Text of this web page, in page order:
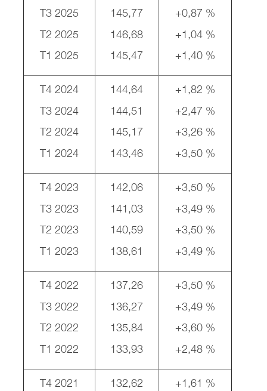
T3 2025
T2 2025
T1 2025
145,77
146,68
145,47
+0,87 %
+1,04 %
+1,40 %
T4 2024
T3 2024
T2 2024
T1 2024
144,64
144,51
145,17
143,46
+1,82 %
+2,47 %
+3,26 %
+3,50 %
T4 2023
T3 2023
T2 2023
T1 2023
142,06
141,03
140,59
138,61
+3,50 %
+3,49 %
+3,50 %
+3,49 %
T4 2022
T3 2022
T2 2022
T1 2022
137,26
136,27
135,84
133,93
+3,50 %
+3,49 %
+3,60 %
+2,48 %
T4 2021
132,62
+1,61 %